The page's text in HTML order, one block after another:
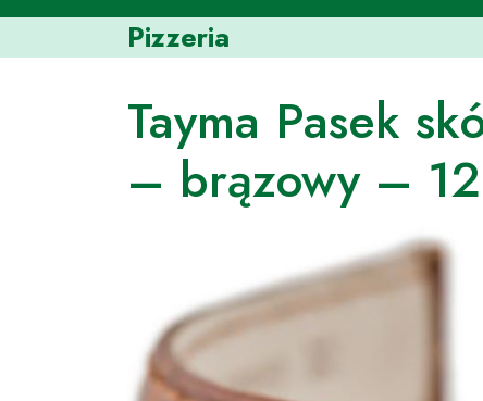
Skip
content
Pizzeria
Tayma Pasek
– brązowy –